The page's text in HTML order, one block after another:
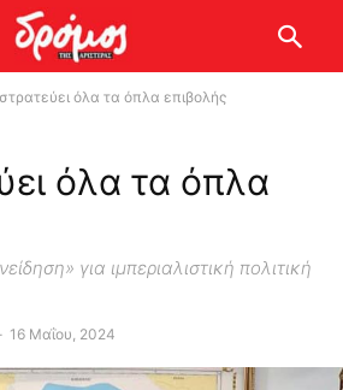
όλα τα όπλα επιβολής
όλα τα όπλα
για ιμπεριαλιστική πολιτική
16 Μαΐου, 2024